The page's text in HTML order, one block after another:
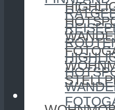
CAMPING